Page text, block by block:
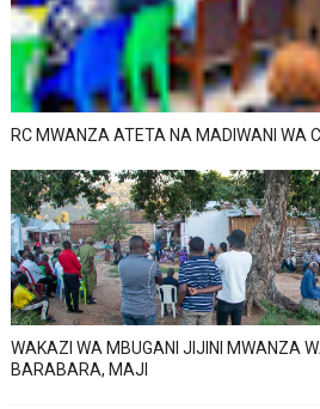
RC MWANZA ATETA NA MADIWANI WA
WAKAZI WA MBUGANI JIJINI MWANZA
BARABARA, MAJI